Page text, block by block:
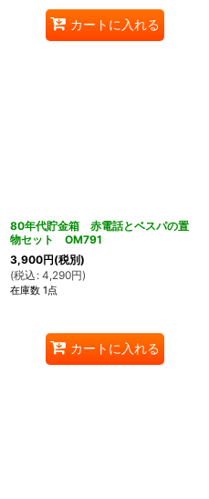
カートに入れる
80年代貯金箱 赤電話とベスパの置
物セット OM791
3,900円(税別)
(税込 : 4,290円)
在庫数 1点
カートに入れる